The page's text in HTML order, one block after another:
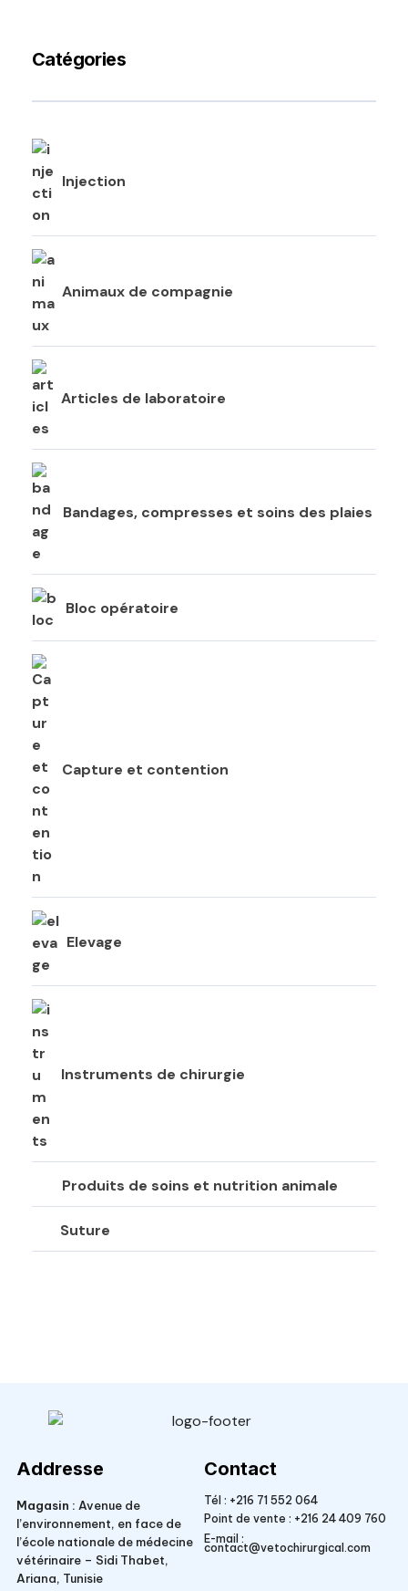
Catégories
Injection
Animaux de compagnie
Articles de laboratoire
Bandages, compresses et soins des plaies
Bloc opératoire
Capture et contention
Elevage
Instruments de chirurgie
Produits de soins et nutrition animale
Suture
Addresse
Magasin : Avenue de
l’environnement, en face de
l’école nationale de médecine
vétérinaire – Sidi Thabet,
Ariana, Tunisie
Contact
Tél : +216 71 552 064
Point de vente : +216 24 409 760
E-mail :
contact@vetochirurgical.com